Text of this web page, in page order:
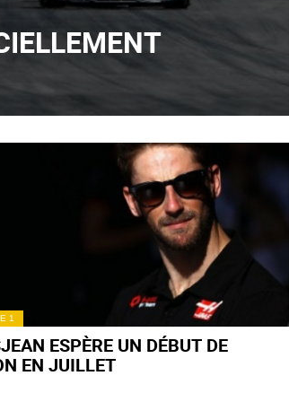
1
ESPÈRE UN DÉBUT DE
EN JUILLET